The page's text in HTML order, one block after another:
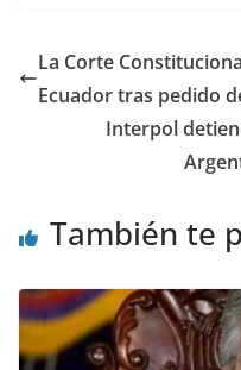
er e
b
o
k
s
A
p
p
La Corte
Ecuador tras pedido
Interpol
También te